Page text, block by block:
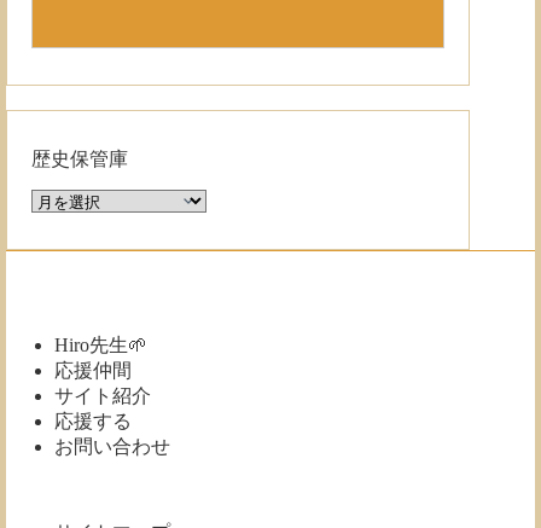
歴史保管庫
歴
保
Hiro先生🌱
応援仲間
サイト紹介
応援する
お問い合わせ